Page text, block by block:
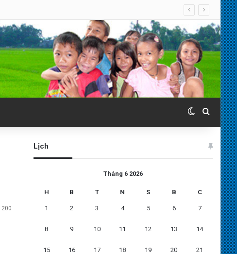
Switch skin
Search
200
Lịch
Tháng 6 2026
H B T N S B C
1 2 3 4 5 6 7
8 9 10 11 12 13 14
15 16 17 18 19 20 21